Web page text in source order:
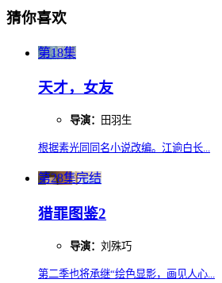
猜你喜欢
第18集
天才，女友
导演： 田羽生
根据素光同同名小说改编。江逾白长...
第28集完结
猎罪图鉴2
导演： 刘殊巧
第二季也将承继“绘色显影，画见人心...